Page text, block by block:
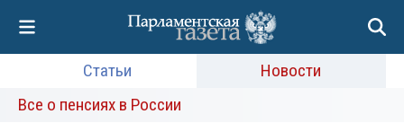
Статьи
Новости
Все о пенсиях в России